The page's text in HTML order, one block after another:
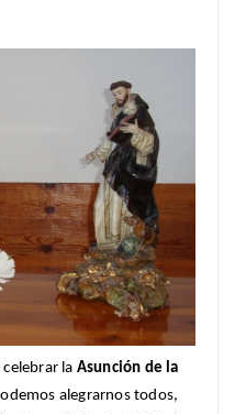
celebrar la Asunción de la
alegrarnos todos,